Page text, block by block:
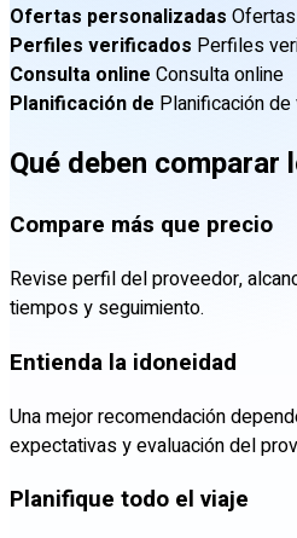
Ofertas personalizadas
Perfiles verificados Perfiles
Consulta online Consulta online
Planificación de Planificación de
Qué deben comparar
Compare más que precio
Revise perfil del proveedor,
tiempos y seguimiento.
Entienda la idoneidad
Una mejor recomendación
expectativas y evaluación del
Planifique todo el viaje